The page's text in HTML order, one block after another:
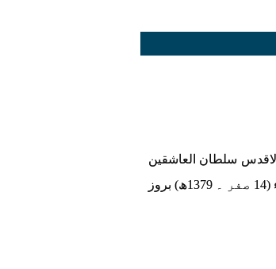
سلطان العاشقین
حضرت سخی سلطان محمد نجیب الرحمن مدظلہ الاقدس 19 اگست 1959ء (14 صفر ۔ 1379ھ) بروز